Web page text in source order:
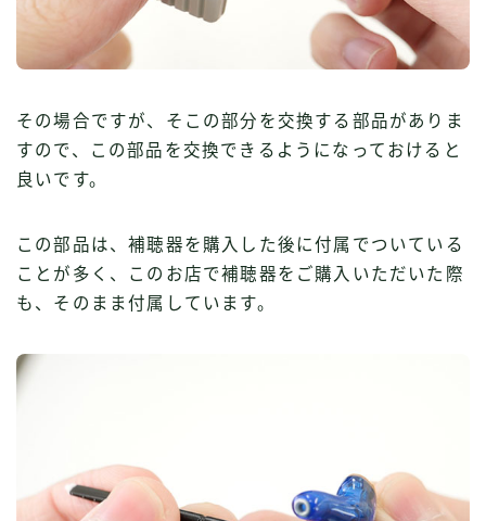
その場合ですが、そこの部分を交換する部品がありま
すので、この部品を交換できるようになっておけると
良いです。
この部品は、補聴器を購入した後に付属でついている
ことが多く、このお店で補聴器をご購入いただいた際
も、そのまま付属しています。